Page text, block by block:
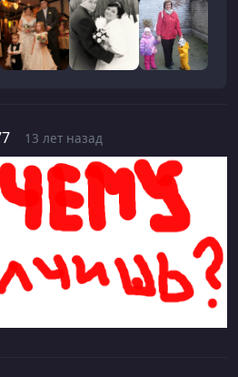
13 лет назад